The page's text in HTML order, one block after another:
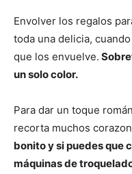
Envolver los regalos
toda una delicia,
que los envuelve.
un solo color.
Para dar un toque
recorta muchos
bonito y si puedes que
máquinas de